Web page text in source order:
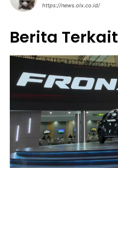
https://news.olx.co.id/
Berita Terkait